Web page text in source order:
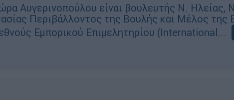
Αυγερινοπούλου είναι βουλευτής Ν. Ηλείας,
Περιβάλλοντος της Βουλής και Μέλος της
Εμπορικού Επιμελητηρίου (International...